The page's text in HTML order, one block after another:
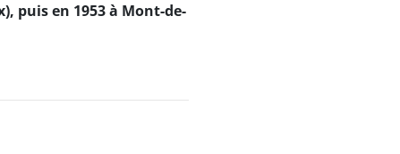
puis en 1953 à Mont-de-